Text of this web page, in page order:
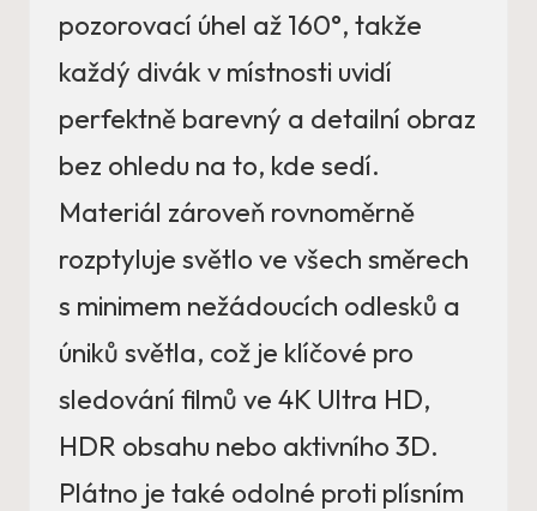
pozorovací úhel až 160°, takže
každý divák v místnosti uvidí
perfektně barevný a detailní obraz
bez ohledu na to, kde sedí.
Materiál zároveň rovnoměrně
rozptyluje světlo ve všech směrech
s minimem nežádoucích odlesků a
úniků světla, což je klíčové pro
sledování filmů ve 4K Ultra HD,
HDR obsahu nebo aktivního 3D.
Plátno je také odolné proti plísním